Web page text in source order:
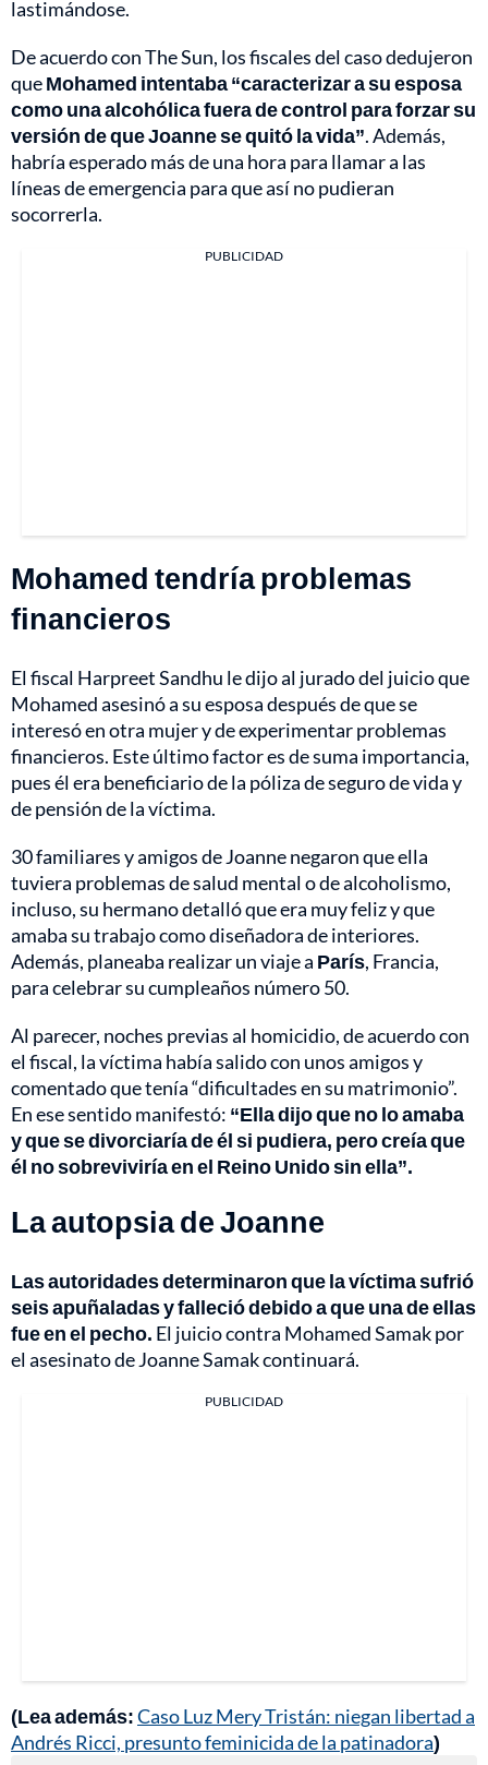
lastimándose.
De acuerdo con The Sun, los fiscales del caso dedujeron
queMohamed intentaba “caracterizar a su esposa
como una alcohólica fuera de control para forzar su
versión de que Joanne se quitó la vida”. Además,
habría esperado más de una hora para llamar a las
líneas de emergencia para que así no pudieran
socorrerla.
PUBLICIDAD
Mohamed tendría problemas
financieros
El fiscal Harpreet Sandhu le dijo al jurado del juicio que
Mohamed asesinó a su esposa después de que se
interesó en otra mujer y de experimentar problemas
financieros. Este último factor es de suma importancia,
pues él era beneficiario de la póliza de seguro de vida y
de pensión de la víctima.
30 familiares y amigos de Joanne negaron que ella
tuviera problemas de salud mental o de alcoholismo,
incluso, su hermano detalló que era muy feliz y que
amaba su trabajo como diseñadora de interiores.
Además, planeaba realizar un viaje a París, Francia,
para celebrar su cumpleaños número 50.
Al parecer, noches previas al homicidio, de acuerdo con
el fiscal, la víctima había salido con unos amigos y
comentado que tenía “dificultades en su matrimonio”.
En ese sentido manifestó: “Ella dijo que no lo amaba
y que se divorciaría de él si pudiera, pero creía que
él no sobreviviría en el Reino Unido sin ella”.
La autopsia de Joanne
Las autoridades determinaron que la víctima sufrió
seis apuñaladas y falleció debido a que una de ellas
fue en el pecho. El juicio contra Mohamed Samak por
el asesinato de Joanne Samak continuará.
PUBLICIDAD
(Lea además:Caso Luz Mery Tristán: niegan libertad a
Andrés Ricci, presunto feminicida de la patinadora)